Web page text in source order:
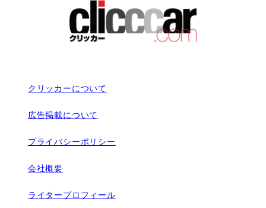
クリッカーについて
広告掲載について
プライバシーポリシー
会社概要
ライタープロフィール